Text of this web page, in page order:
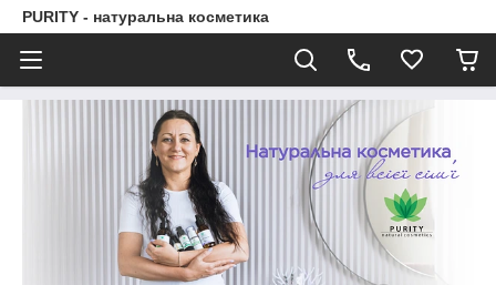
PURITY - натуральна косметика